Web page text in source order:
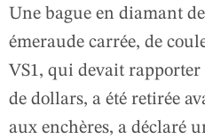
Une bague en diamant
émeraude carrée, de
VS1, qui devait
de dollars, a été retirée
aux enchères, a déclaré